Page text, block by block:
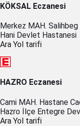
KÖKSAL Eczanesi
Merkez MAH. Salihbeg
Hani Devlet Hastanesi
Ara Yol tarifi
HAZRO Eczanesi
Cami MAH. Hastane
Hazro İlçe Entegre
Ara Yol tarifi